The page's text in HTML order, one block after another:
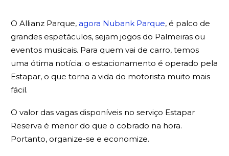
O Allianz Parque, agora Nubank Parque, é palco de
grandes espetáculos, sejam jogos do Palmeiras ou
eventos musicais. Para quem vai de carro, temos
uma ótima notícia: o estacionamento é operado pela
Estapar, o que torna a vida do motorista muito mais
fácil.
O valor das vagas disponíveis no serviço Estapar
Reserva é menor do que o cobrado na hora.
Portanto, organize-se e economize.